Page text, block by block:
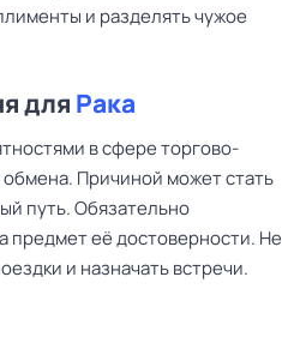
и разделять чужое
для Рака
в сфере торгово-
Причиной может стать
путь. Обязательно
её достоверности. Не
и назначать встречи.